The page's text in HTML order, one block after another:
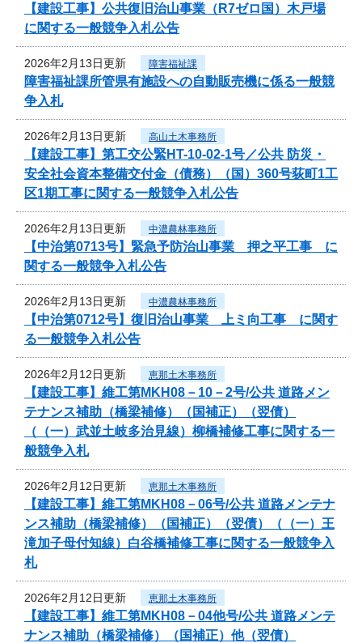
【建設工事】公共復旧治山事業（R7ゼロ国）木戸場
に関する一般競争入札公告
2026年2月13日更新 障害福祉課
障害福祉課所管県有施設への自動販売機に係る一般競
争入札
2026年2月13日更新 高山土木事務所
【建設工事】第工交公緊HT-10-02-1号／公共 防災・
安全社会資本整備交付金（債務）（国）360号荻町1工
区1期工事に関する一般競争入札公告
2026年2月13日更新 中濃農林事務所
【中治第0713号】緊急予防治山事業 押之平工事 に
関する一般競争入札公告
2026年2月13日更新 中濃農林事務所
【中治第0712号】復旧治山事業 上ミ向工事 に関す
る一般競争入札公告
2026年2月12日更新 恵那土木事務所
【建設工事】維工第MKH08－10－2号/公共 道路メン
テナンス補助（橋梁補修）（国補正）（翌債）
（（一）武並土岐多治見線）柳橋補修工事に関する一
般競争入札
2026年2月12日更新 恵那土木事務所
【建設工事】維工第MKH08－06号/公共 道路メンテナ
ンス補助（橋梁補修）（国補正）（翌債）（（一）王
滝加子母付知線）白谷橋補修工事に関する一般競争入
札
2026年2月12日更新 恵那土木事務所
【建設工事】維工第MKH08－04他号/公共 道路メンテ
ナンス補助（橋梁補修）（国補正）他（翌債）